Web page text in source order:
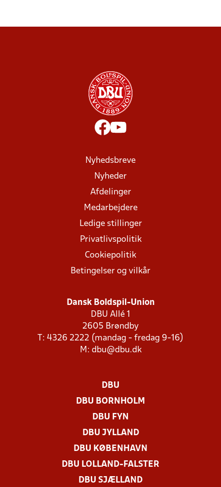
Nyhedsbreve
Nyheder
Afdelinger
Medarbejdere
Ledige stillinger
Privatlivspolitik
Cookiepolitik
Betingelser og vilkår
Dansk Boldspil-Union
DBU Allé 1
2605 Brøndby
T: 4326 2222 (mandag - fredag 9-16)
M: dbu@dbu.dk
DBU
DBU BORNHOLM
DBU FYN
DBU JYLLAND
DBU KØBENHAVN
DBU LOLLAND-FALSTER
DBU SJÆLLAND